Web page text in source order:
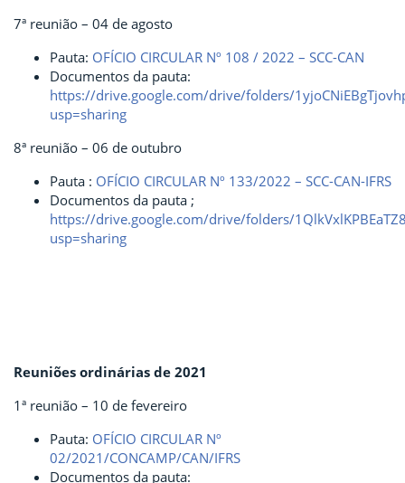
7ª reunião – 04 de agosto
Pauta: OFÍCIO CIRCULAR Nº 108 / 2022 – SCC-CAN
Documentos da pauta:
https://drive.google.com/drive/folders/
usp=sharing
8ª reunião – 06 de outubro
Pauta : OFÍCIO CIRCULAR Nº 133/2022 – SCC-CAN-IFRS
Documentos da pauta ;
https://drive.google.com/drive/folders/
usp=sharing
Reuniões ordinárias de 2021
1ª reunião – 10 de fevereiro
Pauta: OFÍCIO CIRCULAR Nº
02/2021/CONCAMP/CAN/IFRS
Documentos da pauta: